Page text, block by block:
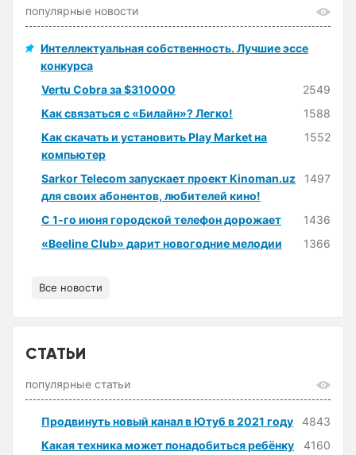
популярные новости
Интеллектуальная собственность. Лучшие эссе
конкурса
Vertu Cobra за $310000
2549
Как связаться с «Билайн»? Легко!
1588
Как скачать и установить Play Market на
компьютер
1552
Sarkor Telecom запускает проект Kinoman.uz
для своих абонентов, любителей кино!
1497
С 1-го июня городской телефон дорожает
1436
«Beeline Club» дарит новогодние мелодии
1366
Все новости
СТАТЬИ
популярные статьи
Продвинуть новый канал в Ютуб в 2021 году
4843
Какая техника может понадобиться ребёнку
4160